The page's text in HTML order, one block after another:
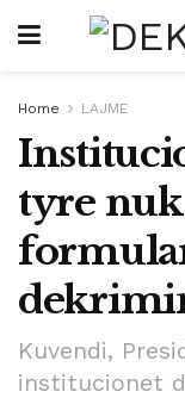
Home LAJME
tyre
Kuvendi,
institucionet